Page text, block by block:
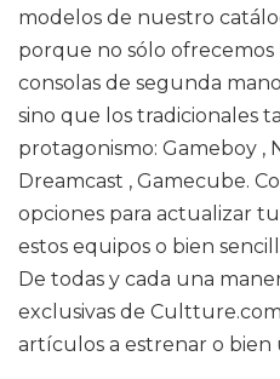
modelos de nuestro
porque no sólo
consolas de segunda
sino que los tradicionales
protagonismo: Gameboy ,
Dreamcast , Gamecube.
opciones para actualizar
estos equipos o bien
De todas y cada una
exclusivas de
artículos a estrenar o bien